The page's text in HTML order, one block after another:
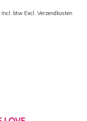
Incl. btw Excl. Verzendkosten